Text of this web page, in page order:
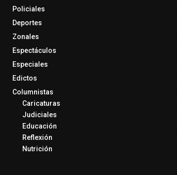
Policiales
Deportes
Zonales
Espectáculos
Especiales
Edictos
Columnistas
Caricaturas
Judiciales
Educación
Reflexión
Nutrición